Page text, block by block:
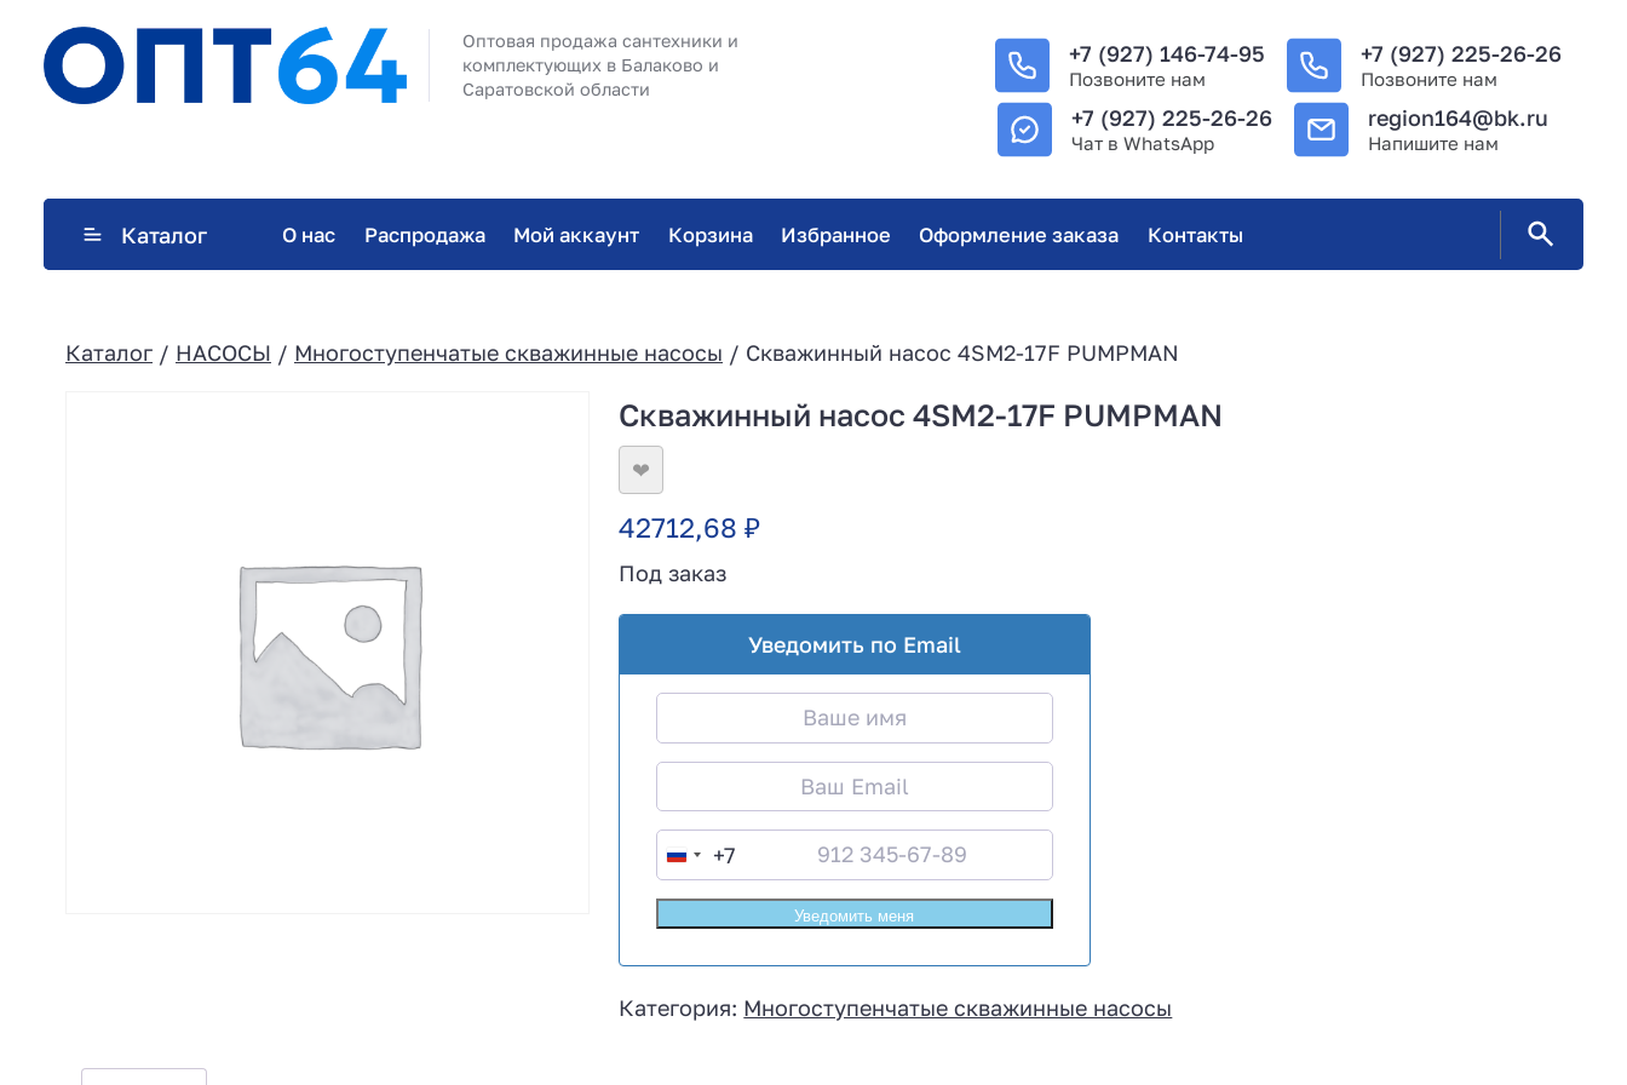
Оптовая продажа сантехники и
комплектующих в Балаково и
Саратовской области
+7 (927) 146-74-95
Позвоните нам
+7 (927) 225-26-26
Позвоните нам
+7 (927) 225-26-26
Чат в WhatsApp
region164@bk.ru
Напишите нам
Каталог О нас Распродажа Мой аккаунт Корзина Избранное Оформление заказа Контакты
Каталог / НАСОСЫ / Многоступенчатые скважинные насосы / Скважинный насос 4SM2-17F PUMPMAN
Скважинный насос 4SM2-17F PUMPMAN
❤
42712,68₽
Под заказ
Уведомить по Email
R
u
s
s
i
+7
Категория: Многоступенчатые скважинные насосы